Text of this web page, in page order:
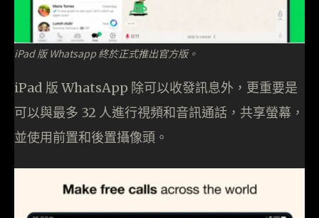
iPad 版 Whatsapp 終於正式推出官方版。
iPad 版 WhatsApp 除可以收發訊息外，更重要是
可以與最多 32 人進行視頻和音訊通話，共享螢幕，
並使用前置和後置攝像頭。